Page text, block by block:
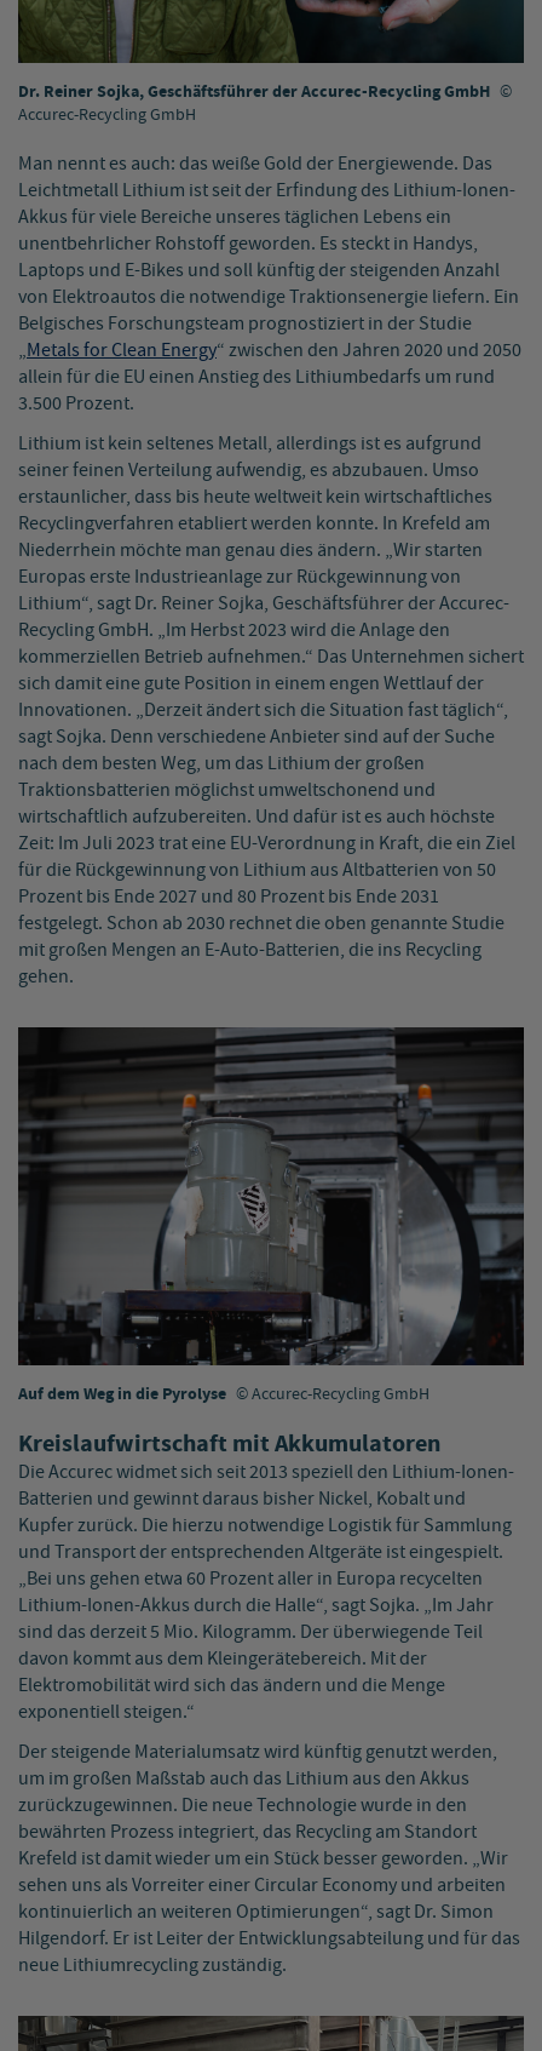
Dr. Reiner Sojka, Geschäftsführer der Accurec-Recycling GmbH
Accurec-Recycling GmbH
Man nennt es auch: das weiße Gold der Energiewende. Das
Leichtmetall Lithium ist seit der Erfindung des Lithium-Ionen-
Akkus für viele Bereiche unseres täglichen Lebens ein
unentbehrlicher Rohstoff geworden. Es steckt in Handys,
Laptops und E-Bikes und soll künftig der steigenden Anzahl
von Elektroautos die notwendige Traktionsenergie liefern. Ein
Belgisches Forschungsteam prognostiziert in der Studie
„Metals for Clean Energy“ zwischen den Jahren 2020 und 2050
allein für die EU einen Anstieg des Lithiumbedarfs um rund
3.500 Prozent.
Lithium ist kein seltenes Metall, allerdings ist es aufgrund
seiner feinen Verteilung aufwendig, es abzubauen. Umso
erstaunlicher, dass bis heute weltweit kein wirtschaftliches
Recyclingverfahren etabliert werden konnte. In Krefeld am
Niederrhein möchte man genau dies ändern. „Wir starten
Europas erste Industrieanlage zur Rückgewinnung von
Lithium“, sagt Dr. Reiner Sojka, Geschäftsführer der Accurec-
Recycling GmbH. „Im Herbst 2023 wird die Anlage den
kommerziellen Betrieb aufnehmen.“ Das Unternehmen sichert
sich damit eine gute Position in einem engen Wettlauf der
Innovationen. „Derzeit ändert sich die Situation fast täglich“,
sagt Sojka. Denn verschiedene Anbieter sind auf der Suche
nach dem besten Weg, um das Lithium der großen
Traktionsbatterien möglichst umweltschonend und
wirtschaftlich aufzubereiten. Und dafür ist es auch höchste
Zeit: Im Juli 2023 trat eine EU-Verordnung in Kraft, die ein Ziel
für die Rückgewinnung von Lithium aus Altbatterien von 50
Prozent bis Ende 2027 und 80 Prozent bis Ende 2031
festgelegt. Schon ab 2030 rechnet die oben genannte Studie
mit großen Mengen an E-Auto-Batterien, die ins Recycling
gehen.
Auf dem Weg in die Pyrolyse Accurec-Recycling GmbH
Kreislaufwirtschaft mit Akkumulatoren
Die Accurec widmet sich seit 2013 speziell den Lithium-Ionen-
Batterien und gewinnt daraus bisher Nickel, Kobalt und
Kupfer zurück. Die hierzu notwendige Logistik für Sammlung
und Transport der entsprechenden Altgeräte ist eingespielt.
„Bei uns gehen etwa 60 Prozent aller in Europa recycelten
Lithium-Ionen-Akkus durch die Halle“, sagt Sojka. „Im Jahr
sind das derzeit 5 Mio. Kilogramm. Der überwiegende Teil
davon kommt aus dem Kleingerätebereich. Mit der
Elektromobilität wird sich das ändern und die Menge
exponentiell steigen.“
Der steigende Materialumsatz wird künftig genutzt werden,
um im großen Maßstab auch das Lithium aus den Akkus
zurückzugewinnen. Die neue Technologie wurde in den
bewährten Prozess integriert, das Recycling am Standort
Krefeld ist damit wieder um ein Stück besser geworden. „Wir
sehen uns als Vorreiter einer Circular Economy und arbeiten
kontinuierlich an weiteren Optimierungen“, sagt Dr. Simon
Hilgendorf. Er ist Leiter der Entwicklungsabteilung und für das
neue Lithiumrecycling zuständig.